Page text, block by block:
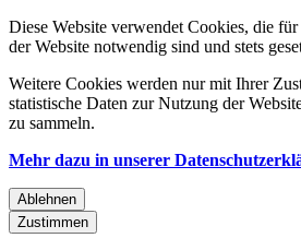
Diese Website verwendet Cookies, die
der Website notwendig sind und stets
Weitere Cookies werden nur mit Ihrer
statistische Daten zur Nutzung der
zu sammeln.
Mehr dazu in unserer
Ablehnen
Zustimmen